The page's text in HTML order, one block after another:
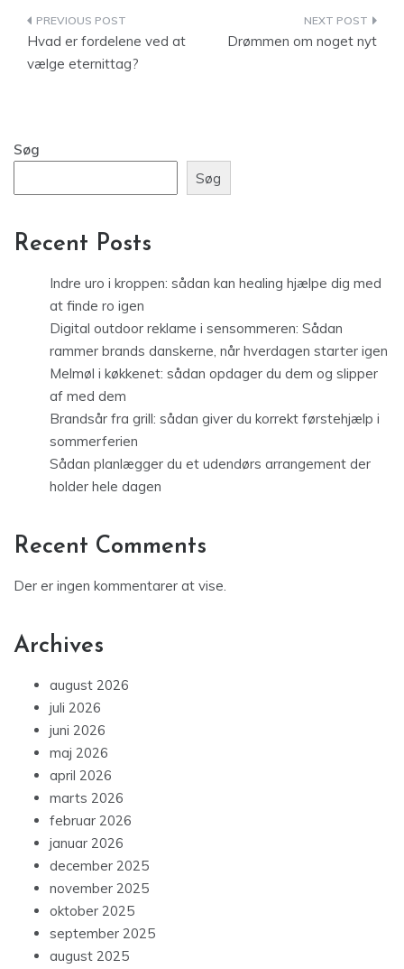
Indlægsnavigation
Hvad er fordelene ved at
vælge eternittag?
Drømmen om noget nyt
Søg
Søg
Recent Posts
Indre uro i kroppen: sådan kan healing hjælpe dig med
at finde ro igen
Digital outdoor reklame i sensommeren: Sådan
rammer brands danskerne, når hverdagen starter igen
Melmøl i køkkenet: sådan opdager du dem og slipper
af med dem
Brandsår fra grill: sådan giver du korrekt førstehjælp i
sommerferien
Sådan planlægger du et udendørs arrangement der
holder hele dagen
Recent Comments
Der er ingen kommentarer at vise.
Archives
august 2026
juli 2026
juni 2026
maj 2026
april 2026
marts 2026
februar 2026
januar 2026
december 2025
november 2025
oktober 2025
september 2025
august 2025